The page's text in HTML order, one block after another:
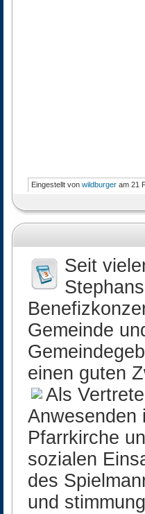
Eingestellt von wildburger am 21
Seit
Gemeinde
einen guten
Als
Anwesenden
Pfarrkirche
sozialen
des
und